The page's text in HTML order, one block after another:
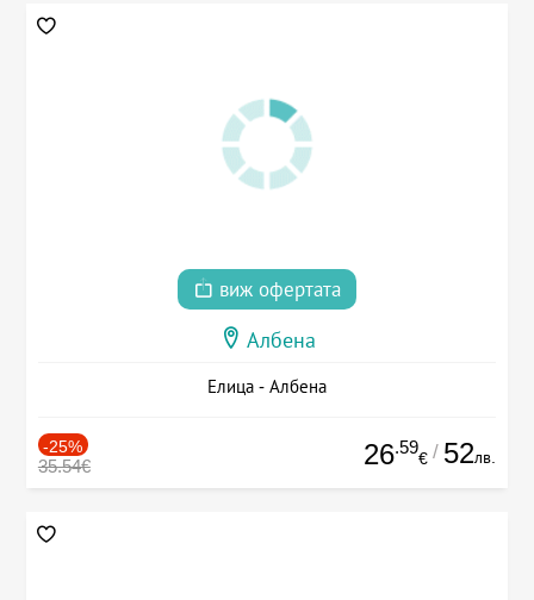
виж офертата
Албена
Елица - Албена
-25%
35.54€ 26.59
€ / 52лв.